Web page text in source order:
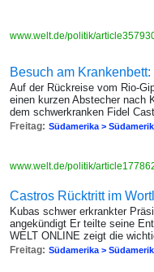
www.welt.de/politik/
Besuch am
Auf der Rückreise vom Rio-
einen kurzen Abstecher nach
dem schwerkranken Fidel
Freitag: Südamerika >
www.welt.de/politik/
Castros Rücktritt im
Kubas schwer erkrankter
angekündigt Er teilte seine
WELT ONLINE zeigt die
Freitag: Südamerika >